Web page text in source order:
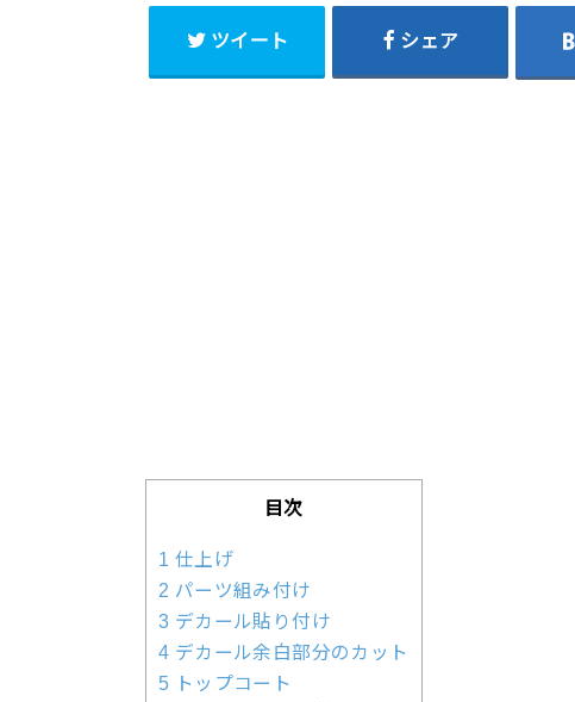
ツイート シェア
目次
1 仕上げ
2 パーツ組み付け
3 デカール貼り付け
4 デカール余白部分のカット
5 トップコート